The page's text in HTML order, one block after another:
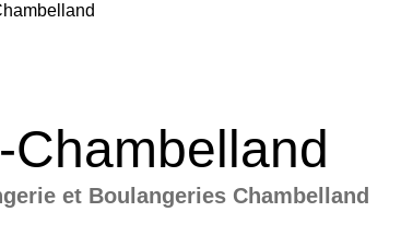
Chambelland
et Boulangeries Chambelland